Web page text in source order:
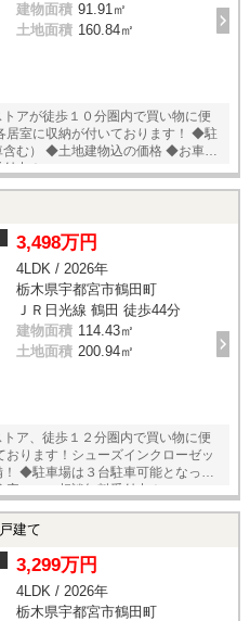
建物面積 91.91㎡
土地面積 160.84㎡
アが徒歩１０分圏内で買い物に便
室に収納が付いております！ ◆駐
含む） ◆土地建物込の価格 ◆お車の
中！
3,498万円
4LDK / 2026年
栃木県宇都宮市鶴田町
ＪＲ日光線 鶴田 徒歩44分
建物面積 114.43㎡
土地面積 200.94㎡
ア、徒歩１２分圏内で買い物に便
ります！シューズインクローゼッ
！ ◆駐車場は３台駐車可能となって
ローン相談無料受付中！
建て
3,299万円
4LDK / 2026年
栃木県宇都宮市鶴田町